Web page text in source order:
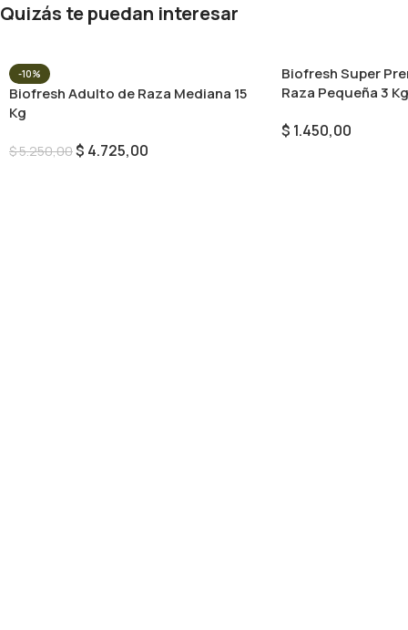
Quizás te puedan interesar
-10%
Biofresh Adulto de Raza Mediana 15
Kg
$5.250,00$ 4.725,00
Biofresh Super
Raza Pequeña 3 Kg
$ 1.450,00